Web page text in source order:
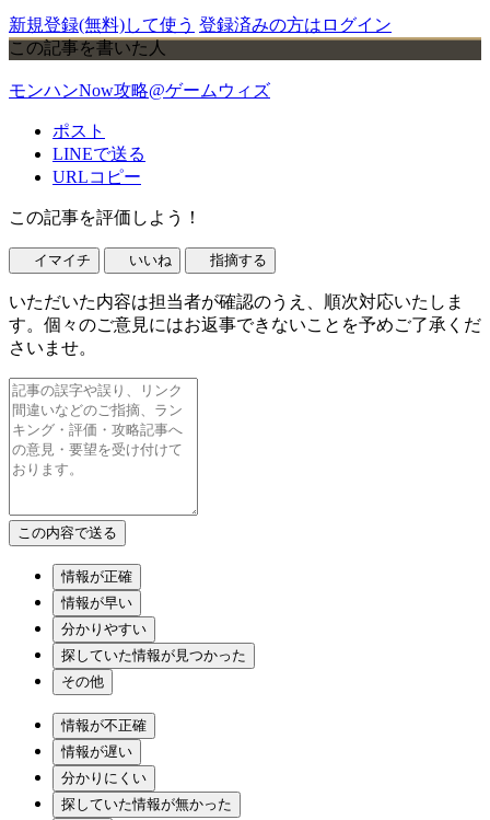
新規登録(無料)して使う 登録済みの方はログイン
この記事を書いた人
モンハンNow攻略@ゲームウィズ
ポスト
LINEで送る
URLコピー
この記事を評価しよう！
イマイチ いいね 指摘する
いただいた内容は担当者が確認のうえ、順次対応いたしま
す。個々のご意見にはお返事できないことを予めご了承くだ
さいませ。
情報が正確
情報が早い
分かりやすい
探していた情報が見つかった
その他
情報が不正確
情報が遅い
分かりにくい
探していた情報が無かった